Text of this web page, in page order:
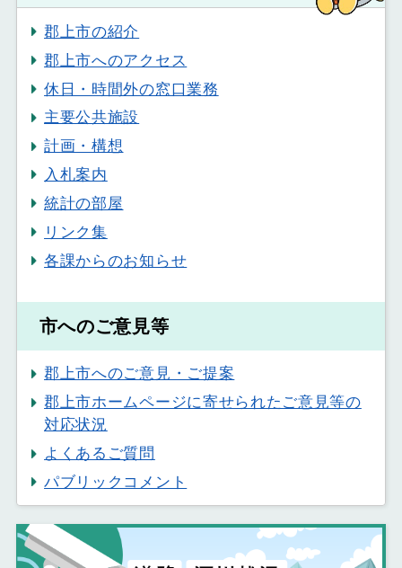
郡上市の紹介
郡上市へのアクセス
休日・時間外の窓口業務
主要公共施設
計画・構想
入札案内
統計の部屋
リンク集
各課からのお知らせ
市へのご意見等
郡上市へのご意見・ご提案
郡上市ホームページに寄せられたご意見等の
対応状況
よくあるご質問
パブリックコメント